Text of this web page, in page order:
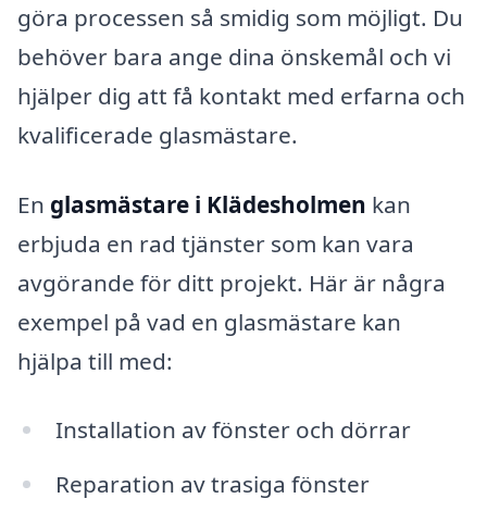
göra processen så smidig som möjligt. Du
behöver bara ange dina önskemål och vi
hjälper dig att få kontakt med erfarna och
kvalificerade glasmästare.
En glasmästare i Klädesholmen kan
erbjuda en rad tjänster som kan vara
avgörande för ditt projekt. Här är några
exempel på vad en glasmästare kan
hjälpa till med:
Installation av fönster och dörrar
Reparation av trasiga fönster